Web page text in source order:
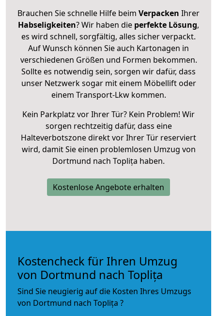
Brauchen Sie schnelle Hilfe beim Verpacken Ihrer
Habseligkeiten? Wir haben die perfekte Lösung,
es wird schnell, sorgfältig, alles sicher verpackt.
Auf Wunsch können Sie auch Kartonagen in
verschiedenen Größen und Formen bekommen.
Sollte es notwendig sein, sorgen wir dafür, dass
unser Netzwerk sogar mit einem Möbellift oder
einem Transport-Lkw kommen.
Kein Parkplatz vor Ihrer Tür? Kein Problem! Wir
sorgen rechtzeitig dafür, dass eine
Halteverbotszone direkt vor Ihrer Tür reserviert
wird, damit Sie einen problemlosen Umzug von
Dortmund nach Toplița haben.
Kostenlose Angebote erhalten
Kostencheck für Ihren Umzug
von Dortmund nach Toplița
Sind Sie neugierig auf die Kosten Ihres Umzugs
von Dortmund nach Toplița ?